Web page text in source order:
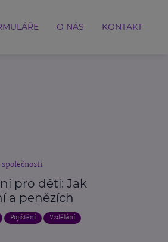
O NÁS KONTAKT
pro děti: Jak
a penězích
Pojištění Vzdělání